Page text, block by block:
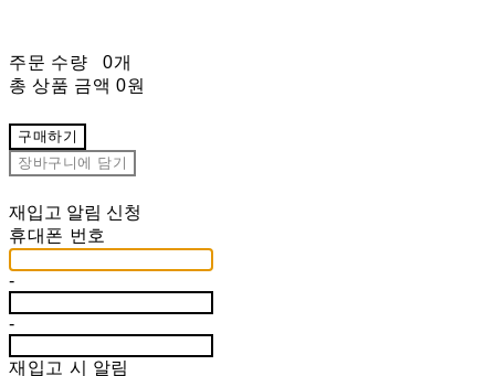
주문 수량
0개
총 상품 금액 0원
구매하기
장바구니에 담기
재입고 알림 신청
휴대폰 번호
-
-
재입고 시 알림